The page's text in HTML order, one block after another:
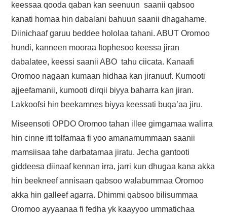
keessaa qooda qaban kan seenuun saanii qabsoo
kanati homaa hin dabalani bahuun saanii dhagahame.
Diinichaaf garuu beddee hololaa tahani. ABUT Oromoo
hundi, kanneen mooraa Itophesoo keessa jiran
dabalatee, keessi saanii ABO tahu ciicata. Kanaafi
Oromoo nagaan kumaan hidhaa kan jiranuuf. Kumooti
ajjeefamanii, kumooti dirqii biyya baharra kan jiran.
Lakkoofsi hin beekamnes biyya keessati buqa’aa jiru.
Miseensoti OPDO Oromoo tahan illee gimgamaa walirra
hin cinne itt tolfamaa fi yoo amanamummaan saanii
mamsiisaa tahe darbatamaa jiratu. Jecha gantooti
giddeesa diinaaf kennan irra, jarri kun dhugaa kana akka
hin beekneef annisaan qabsoo walabummaa Oromoo
akka hin galleef agarra. Dhimmi qabsoo bilisummaa
Oromoo ayyaanaa fi fedha yk kaayyoo ummatichaa